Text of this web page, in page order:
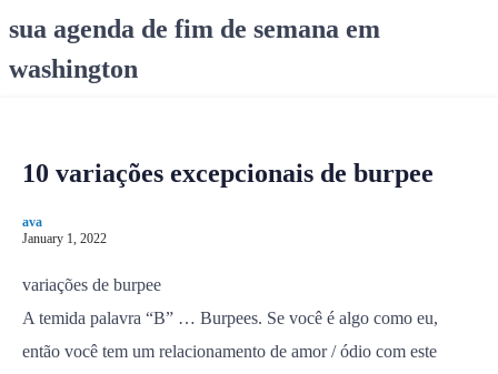
sua agenda de fim de semana em
washington
10 variações excepcionais de burpee
ava
January 1, 2022
variações de burpee
A temida palavra “B” … Burpees. Se você é algo como eu,
então você tem um relacionamento de amor / ódio com este